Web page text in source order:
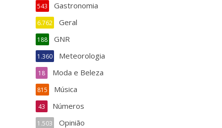
Gastronomia
543
Geral
6.762
GNR
188
Meteorologia
1.360
Moda e Beleza
18
Música
815
Números
43
Opinião
1.503